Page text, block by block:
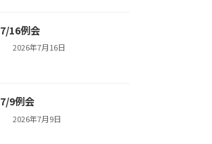
7/16例会
2026年7月16日
7/9例会
2026年7月9日